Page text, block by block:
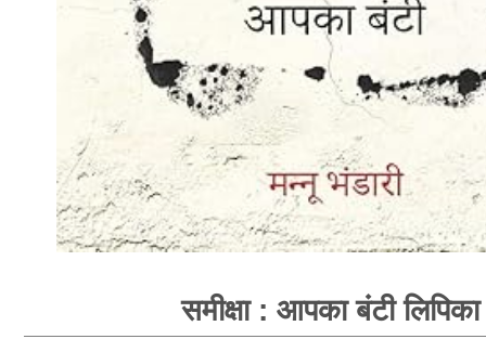
समीक्षा : आपका बंटी लिपिका